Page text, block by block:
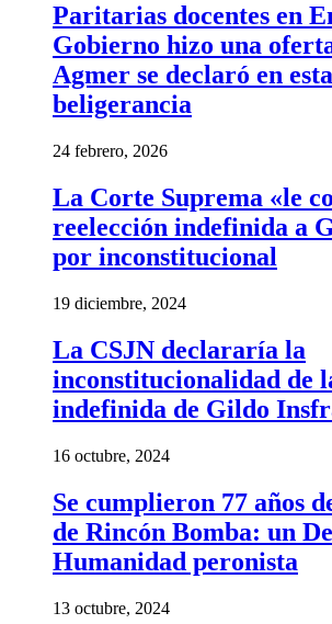
Paritarias docentes en
Gobierno hizo una
Agmer se declaró en
beligerancia
24 febrero, 2026
La Corte Suprema «le
reelección indefinida a
por inconstitucional
19 diciembre, 2024
La CSJN declararía la
inconstitucionalidad de
indefinida de Gildo
16 octubre, 2024
Se cumplieron 77 años
de Rincón Bomba: un
Humanidad peronista
13 octubre, 2024